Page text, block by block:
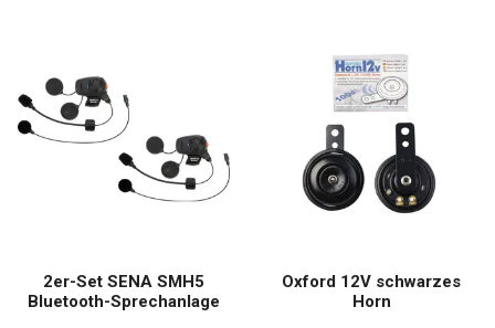
2er-Set SENA SMH5
Bluetooth-Sprechanlage
Oxford 12V schwarzes
Horn